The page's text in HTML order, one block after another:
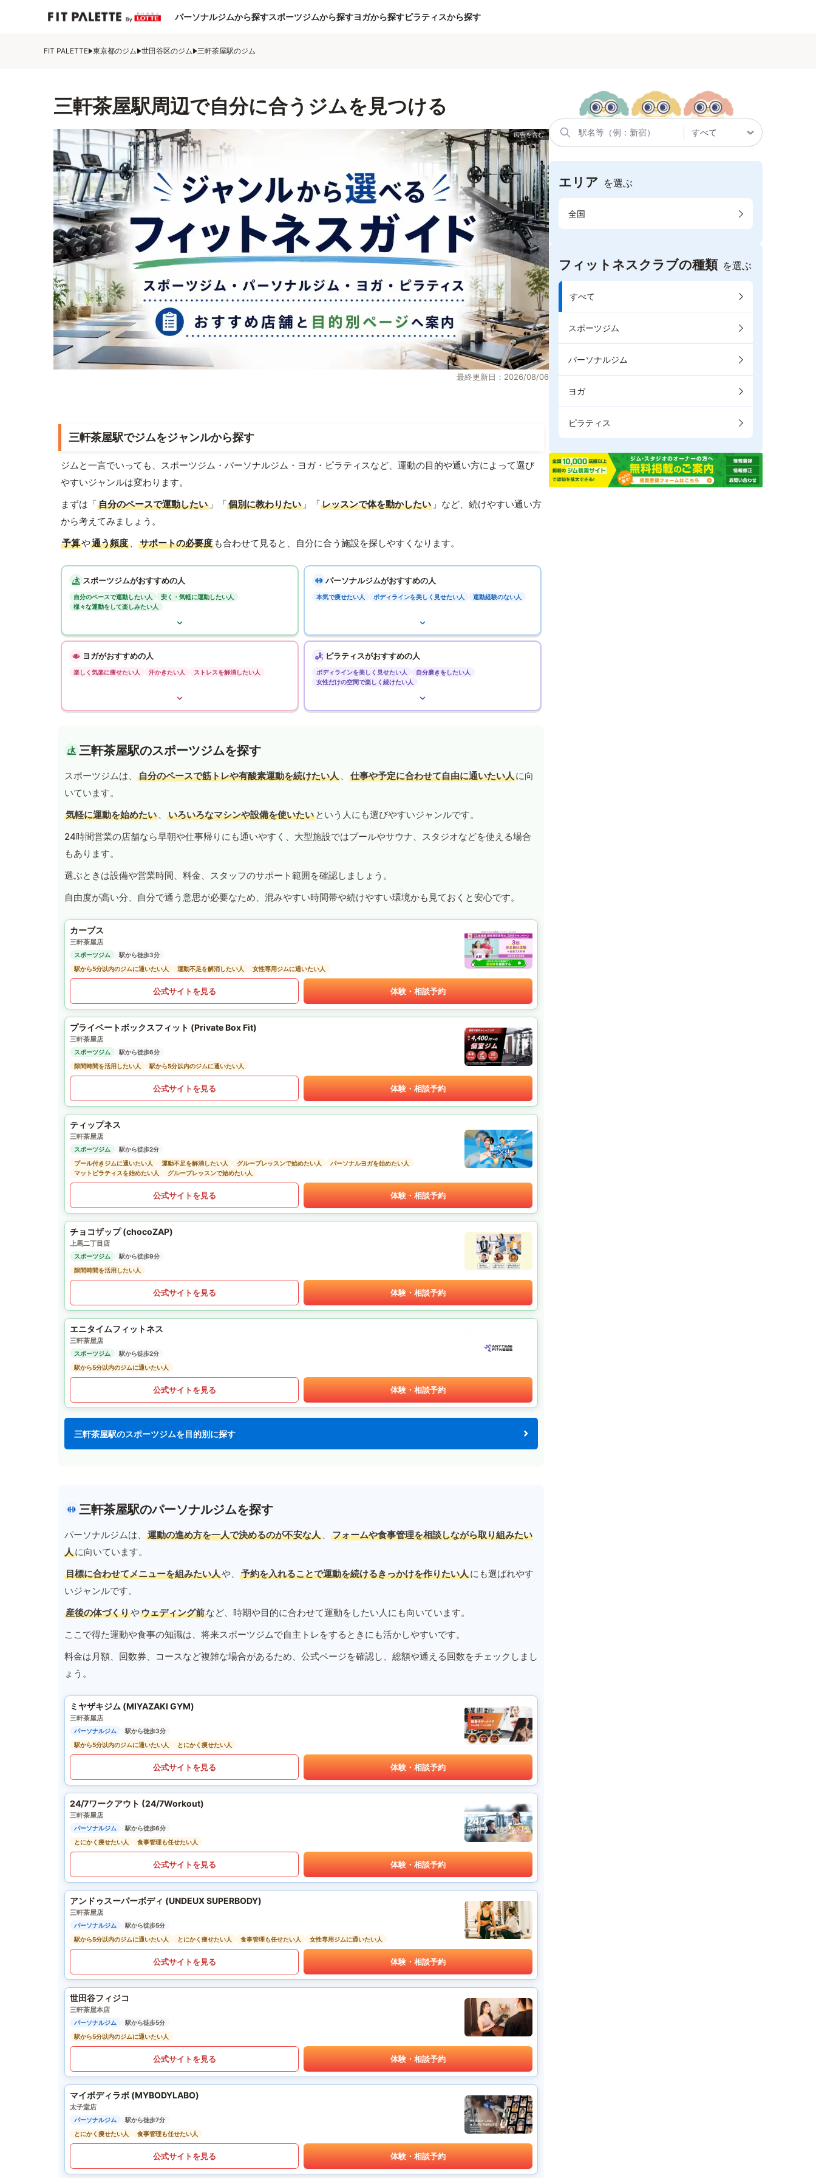
パーソナルジムから探すスポーツジムから探すヨガから探すピラティスから探す
FIT PALETTE 東京都のジム 世田谷区のジム 三軒茶屋駅のジム
三軒茶屋駅周辺で自分に合うジムを見つける
最終更新日：2026/08/06
三軒茶屋駅でジムをジャンルから探す
ジムと一言でいっても、スポーツジム・パーソナルジム・ヨガ・ピラティスなど、運動の目的や通い方によって選び
やすいジャンルは変わります。
まずは「自分のペースで運動したい 」「個別に教わりたい 」「レッスンで体を動かしたい 」など、続けやすい通い方
から考えてみましょう。
予算や通う頻度 、 サポートの必要度 も合わせて見ると、自分に合う施設を探しやすくなります。
スポーツジムがおすすめの人
自分のペースで運動したい人
安く・気軽に運動したい人
様々な運動をして楽しみたい人
パーソナルジムがおすすめの人
本気で痩せたい人 ボディラインを美しく見せたい人 運動経験のない人
ヨガがおすすめの人
楽しく気楽に痩せたい人 汗かきたい人 ストレスを解消したい人
ピラティスがおすすめの人
ボディラインを美しく見せたい人
自分磨きをしたい人
女性だけの空間で楽しく続けたい人
三軒茶屋駅のスポーツジムを探す
スポーツジムは、 自分のペースで筋トレや有酸素運動を続けたい人 、 仕事や予定に合わせて自由に通いたい人に向
いています。
気軽に運動を始めたい 、 いろいろなマシンや設備を使いたい という人にも選びやすいジャンルです。
24時間営業の店舗なら早朝や仕事帰りにも通いやすく、大型施設ではプールやサウナ、スタジオなどを使える場合
もあります。
選ぶときは設備や営業時間、料金、スタッフのサポート範囲を確認しましょう。
自由度が高い分、自分で通う意思が必要なため、混みやすい時間帯や続けやすい環境かも見ておくと安心です。
カーブス
三軒茶屋店
スポーツジム
駅から徒歩3分
駅から5分以内のジムに通いたい人
運動不足を解消したい人 女性専用ジムに通いたい人
公式サイトを見る 体験・相談予約
プライベートボックスフィット (Private Box Fit)
三軒茶屋店
スポーツジム
駅から徒歩6分
隙間時間を活用したい人
駅から5分以内のジムに通いたい人
公式サイトを見る 体験・相談予約
ティップネス
三軒茶屋店
スポーツジム
駅から徒歩2分
プール付きジムに通いたい人
運動不足を解消したい人 グループレッスンで始めたい人
パーソナルヨガを始めたい人
マットピラティスを始めたい人
グループレッスンで始めたい人
公式サイトを見る 体験・相談予約
チョコザップ (chocoZAP)
上馬二丁目店
スポーツジム
駅から徒歩9分
隙間時間を活用したい人
公式サイトを見る 体験・相談予約
エニタイムフィットネス
三軒茶屋店
スポーツジム
駅から徒歩2分
駅から5分以内のジムに通いたい人
公式サイトを見る 体験・相談予約
三軒茶屋駅のスポーツジムを目的別に探す
三軒茶屋駅のパーソナルジムを探す
パーソナルジムは、 運動の進め方を一人で決めるのが不安な人 、
フォームや食事管理を相談しながら取り組みたい
人に向いています。
目標に合わせてメニューを組みたい人や、 予約を入れることで運動を続けるきっかけを作りたい人にも選ばれやす
いジャンルです。
産後の体づくりやウェディング前など、時期や目的に合わせて運動をしたい人にも向いています。
ここで得た運動や食事の知識は、将来スポーツジムで自主トレをするときにも活かしやすいです。
料金は月額、回数券、コースなど複雑な場合があるため、公式ページを確認し、総額や通える回数をチェックしまし
ょう。
ミヤザキジム (MIYAZAKI GYM)
三軒茶屋店
パーソナルジム
駅から徒歩3分
駅から5分以内のジムに通いたい人
とにかく痩せたい人
公式サイトを見る 体験・相談予約
24/7ワークアウト (24/7Workout)
三軒茶屋店
パーソナルジム
駅から徒歩6分
とにかく痩せたい人
食事管理も任せたい人
公式サイトを見る 体験・相談予約
アンドゥスーパーボディ (UNDEUX SUPERBODY)
三軒茶屋店
パーソナルジム
駅から徒歩5分
駅から5分以内のジムに通いたい人
とにかく痩せたい人 食事管理も任せたい人 女性専用ジムに通いたい人
公式サイトを見る 体験・相談予約
世田谷フィジコ
三軒茶屋本店
パーソナルジム
駅から徒歩5分
駅から5分以内のジムに通いたい人
公式サイトを見る 体験・相談予約
マイボディラボ (MYBODYLABO)
太子堂店
パーソナルジム
駅から徒歩7分
とにかく痩せたい人
食事管理も任せたい人
公式サイトを見る 体験・相談予約
エリア を選ぶ
全国
フィットネスクラブの種類 を選ぶ
すべて
スポーツジム
パーソナルジム
ヨガ
ピラティス